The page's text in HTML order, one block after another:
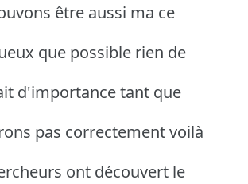
être aussi ma ce
que possible rien de
d'importance tant que
pas correctement voilà
ont découvert le